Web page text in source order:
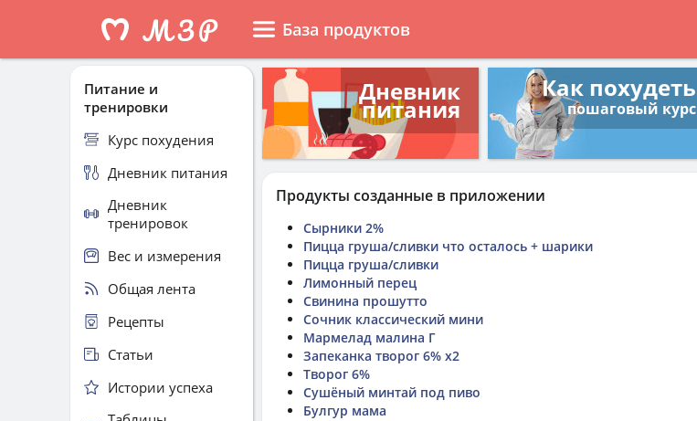
База продуктов
Дневник
питания
Как похудеть
пошаговый курс
Продукты созданные в приложении
Сырники 2%
Пицца груша/сливки что осталось + шарики
Пицца груша/сливки
Лимонный перец
Свинина прошутто
Сочник классический мини
Мармелад малина Г
Запеканка творог 6% х2
Творог 6%
Сушёный минтай под пиво
Булгур мама
Питание и
тренировки
Курс похудения
Дневник питания
Дневник
тренировок
Вес и измерения
Общая лента
Рецепты
Статьи
Истории успеха